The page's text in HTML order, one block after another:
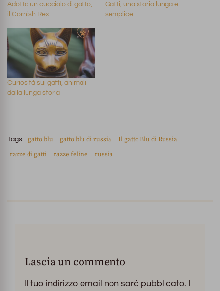
Adotta un cucciolo di gatto,
il Cornish Rex
Gatti, una storia lunga e
semplice
Curiosità sui gatti, animali
dalla lunga storia
Tags: gatto blu gatto blu di russia
Il gatto Blu di Russia
razze di gatti
razze feline russia
Lascia un commento
Il tuo indirizzo email non sarà pubblicato. I